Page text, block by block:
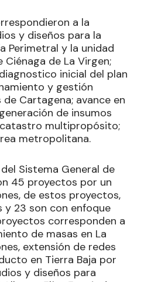
a la
y diseños para la
Perimetral y la unidad
Ciénaga de La Virgen;
inicial del plan
y gestión
Cartagena; avance en
de insumos
multipropósito;
metropolitana.
Sistema General de
45 proyectos por un
de estos proyectos,
y 23 son con enfoque
corresponden a
de masas en La
extensión de redes
en Tierra Baja por
y diseños para